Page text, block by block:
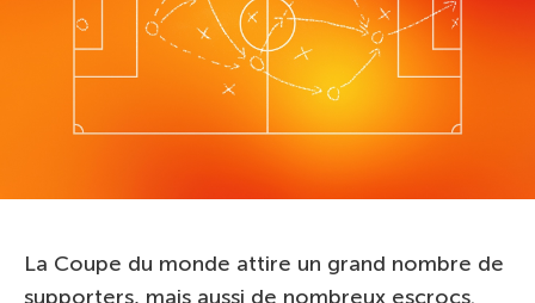
La Coupe du monde attire un grand nombre de
supporters, mais aussi de nombreux escrocs.